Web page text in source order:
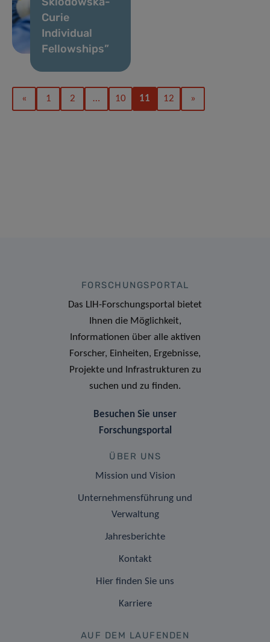
Curie
Individual
Fellowships”
« 1 2 … 10 11 12 »
FORSCHUNGSPORTAL
Das LIH-Forschungsportal bietet
Ihnen die Möglichkeit,
Informationen über alle aktiven
Forscher, Einheiten, Ergebnisse,
Projekte und Infrastrukturen zu
suchen und zu finden.
Besuchen Sie unser
Forschungsportal
ÜBER UNS
Mission und Vision
Unternehmensführung und
Verwaltung
Jahresberichte
Kontakt
Hier finden Sie uns
Karriere
AUF DEM LAUFENDEN